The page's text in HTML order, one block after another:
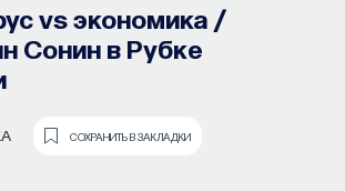
vs экономика /
Сонин в Рубке
СОХРАНИТЬ В ЗАКЛАДКИ